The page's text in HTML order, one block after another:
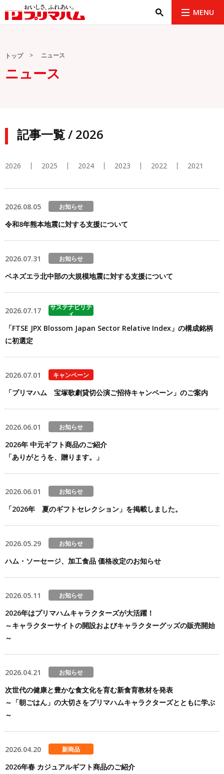
MENU
トップ ニュース
ニュース
記事一覧 / 2026
2026 2025 2024 2023 2022 2021
2026.08.05 お知らせ
令和8年熊本地震に対する支援について
2026.07.31 お知らせ
ベネズエラ北中部の大規模地震に対する支援について
2026.07.17 サステナビリテ
ィ
「FTSE JPX Blossom Japan Sector Relative Index」の構成銘柄
に初選定
2026.07.01 キャンペーン
「プリマハム 宝塚歌劇貸切公演ご招待キャンペーン」のご案内
2026.06.01 お知らせ
2026年 中元ギフト商品のご紹介
「ありがとうを、贈ります。」
2026.06.01 お知らせ
「2026年 夏のギフトセレクション」を掲載しました。
2026.05.29 お知らせ
ハム・ソーセージ、加工食品 価格改定のお知らせ
2026.05.11 お知らせ
2026年はプリマハムキャラクターズが大活躍！
～キャラクターサイトの開設およびキャラクターグッズの販売開始
～
2026.04.21 お知らせ
次世代の健康と豊かな食文化を育む新食育教材を発表
～「朝ごはん」の大切さをプリマハムキャラクターズとともに学ぶ
～
2026.04.20 新商品
2026年春 カジュアルギフト商品のご紹介